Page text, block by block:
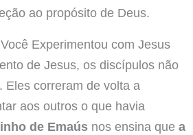
ao propósito de Deus.
Experimentou com Jesus
de Jesus, os discípulos não
Eles correram de volta a
aos outros o que havia
de Emaúsnos ensina que a